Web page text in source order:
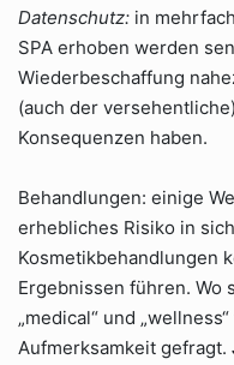
Datenschutz: in
SPA erhoben werden
Wiederbeschaffung
(auch der
Konsequenzen haben.
Behandlungen: einige
erhebliches Risiko in
Kosmetikbehandlungen
Ergebnissen führen. Wo
„medical“ und
Aufmerksamkeit gefragt.